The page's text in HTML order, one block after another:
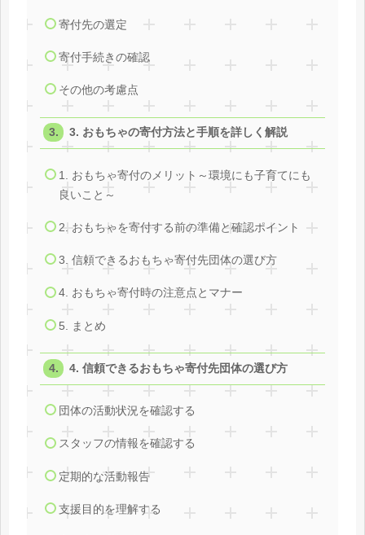
寄付先の選定
寄付手続きの確認
その他の考慮点
3. おもちゃの寄付方法と手順を詳しく解説
1. おもちゃ寄付のメリット～環境にも子育てにも
良いこと～
2. おもちゃを寄付する前の準備と確認ポイント
3. 信頼できるおもちゃ寄付先団体の選び方
4. おもちゃ寄付時の注意点とマナー
5. まとめ
4. 信頼できるおもちゃ寄付先団体の選び方
団体の活動状況を確認する
スタッフの情報を確認する
定期的な活動報告
支援目的を理解する